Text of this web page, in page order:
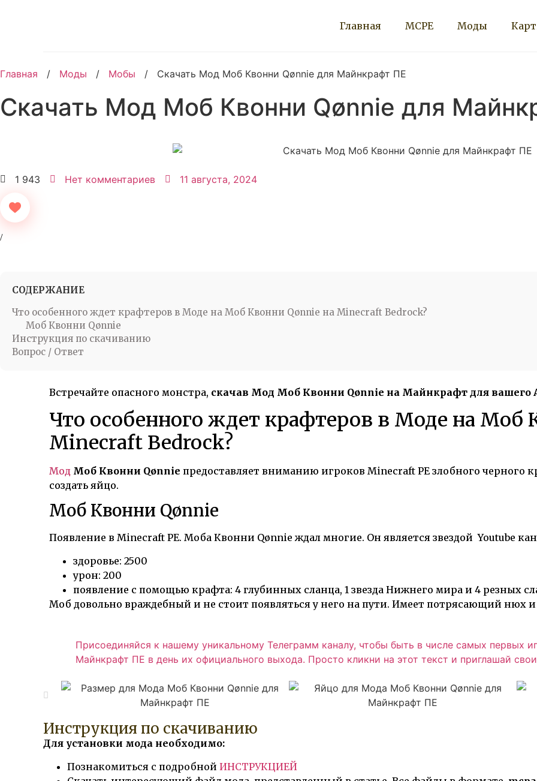
Главная MCPE Моды
Главная / Моды / Мобы / Скачать Мод Моб Квонни Qønnie для Майнкрафт ПЕ
Скачать Мод Моб Квонни Qønnie для
1 943 Нет комментариев 11 августа, 2024
СОДЕРЖАНИЕ
Что особенного ждет крафтеров в Моде на Моб Квонни Qønnie на Minecraft Bedrock?
Моб Квонни Qønnie
Инструкция по скачиванию
Вопрос / Ответ
Встречайте опасного монстра, скачав Мод Моб Квонни Qønnie на Майнкрафт для вашего
Что особенного ждет крафтеров в Моде на Моб
Minecraft Bedrock?
Мод Моб Квонни Qønnie предоставляет вниманию игроков Minecraft PE злобного черного
создать яйцо.
Моб Квонни Qønnie
Появление в Minecraft PE. Моба Квонни Qønnie ждал многие. Он является звездой Youtube
здоровье: 2500
урон: 200
появление с помощью крафта: 4 глубинных сланца, 1 звезда Нижнего мира и 4 резных
Моб довольно враждебный и не стоит появляться у него на пути. Имеет потрясающий нюх и
Присоединяйся к нашему уникальному Телеграмм каналу, чтобы быть в числе самых первых
Майнкрафт ПЕ в день их официального выхода. Просто кликни на этот текст и приглашай
Инструкция по скачиванию
Для установки мода необходимо:
Познакомиться с подробной ИНСТРУКЦИЕЙ